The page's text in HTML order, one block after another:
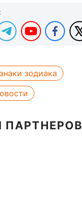
знаки зодиака
ПАРТНЕРОВ